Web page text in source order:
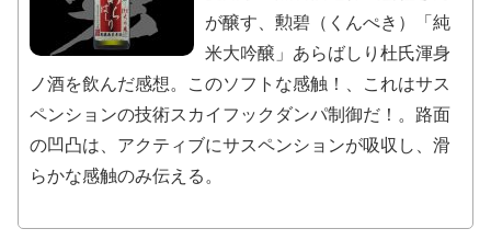
が醸す、勲碧（くんぺき）「純
米大吟醸」あらばしり杜氏渾身
ノ酒を飲んだ感想。このソフトな感触！、これはサス
ペンションの技術スカイフックダンパ制御だ！。路面
の凹凸は、アクティブにサスペンションが吸収し、滑
らかな感触のみ伝える。